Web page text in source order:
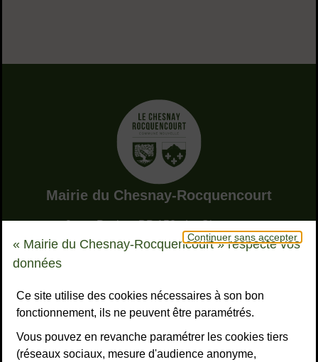
Continuer sans accepter
« Mairie du Chesnay-Rocquencourt » respecte vos
données
Ce site utilise des cookies nécessaires à son bon
fonctionnement, ils ne peuvent être paramétrés.
Vous pouvez en revanche paramétrer les cookies tiers
(réseaux sociaux, mesure d'audience anonyme,
Adresse dans le pied de page
Mairie du Chesnay-Rocquencourt
78155 Le Chesnay-Rocquencourt cedex
NOUS CONTACTER
S’ABONNER À LA LETTRE D’INFO
Liens réseaux sociaux